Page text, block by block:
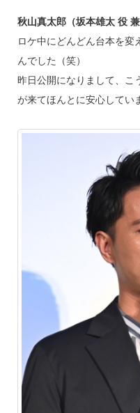
秋山真太郎（坂本雄太 役
ロケ中にどんどん台本を変
んでした（笑）
昨日公開になりまして、こ
が来てほんとに安心してい